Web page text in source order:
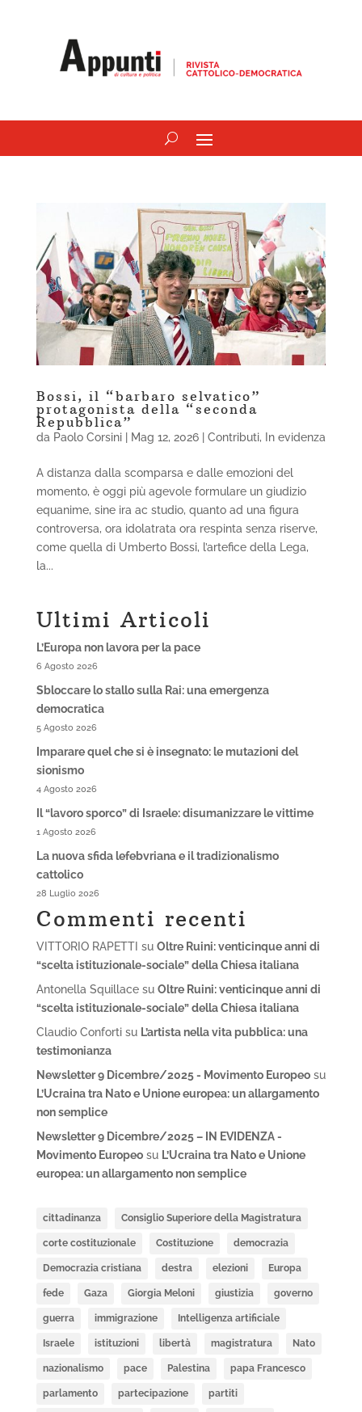
Bossi, il “barbaro selvatico”
protagonista della “seconda
Repubblica”
da Paolo Corsini| Mag 12, 2026| Contributi, In evidenza
A distanza dalla scomparsa e dalle emozioni del
momento, è oggi più agevole formulare un giudizio
equanime, sine ira ac studio, quanto ad una figura
controversa, ora idolatrata ora respinta senza riserve,
come quella di Umberto Bossi, l’artefice della Lega,
la...
Ultimi Articoli
L’Europa non lavora per la pace
6 Agosto 2026
Sbloccare lo stallo sulla Rai: una emergenza
democratica
5 Agosto 2026
Imparare quel che si è insegnato: le mutazioni del
sionismo
4 Agosto 2026
Il “lavoro sporco” di Israele: disumanizzare le vittime
1 Agosto 2026
La nuova sfida lefebvriana e il tradizionalismo
cattolico
28 Luglio 2026
Commenti recenti
VITTORIO RAPETTI su Oltre Ruini: venticinque anni di
“scelta istituzionale-sociale” della Chiesa italiana
Antonella Squillacesu Oltre Ruini: venticinque anni di
“scelta istituzionale-sociale” della Chiesa italiana
Claudio Confortisu L’artista nella vita pubblica: una
testimonianza
Newsletter 9 Dicembre/2025 - Movimento Europeosu
L’Ucraina tra Nato e Unione europea: un allargamento
non semplice
Newsletter 9 Dicembre/2025 – IN EVIDENZA -
Movimento Europeosu L’Ucraina tra Nato e Unione
europea: un allargamento non semplice
cittadinanza Consiglio Superiore della Magistratura
corte costituzionale Costituzione democrazia
Democrazia cristiana destra elezioni Europa
fede Gaza Giorgia Meloni giustizia governo
guerra immigrazione Intelligenza artificiale
Israele istituzioni libertà magistratura Nato
nazionalismo pace Palestina papa Francesco
parlamento partecipazione partiti